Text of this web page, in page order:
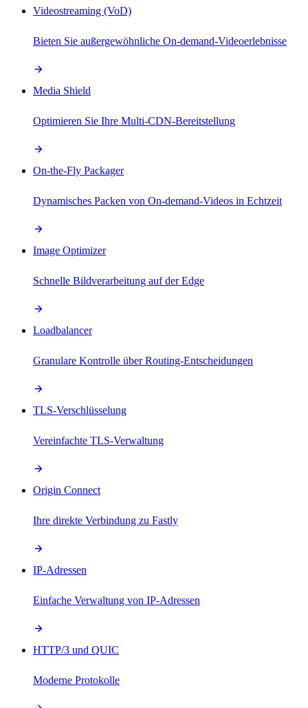
Videostreaming (VoD)
Bieten Sie außergewöhnliche On-demand-Videoerlebnisse
Media Shield
Optimieren Sie Ihre Multi-CDN-Bereitstellung
On-the-Fly Packager
Dynamisches Packen von On-demand-Videos in Echtzeit
Image Optimizer
Schnelle Bildverarbeitung auf der Edge
Loadbalancer
Granulare Kontrolle über Routing-Entscheidungen
TLS-Verschlüsselung
Vereinfachte TLS-Verwaltung
Origin Connect
Ihre direkte Verbindung zu Fastly
IP-Adressen
Einfache Verwaltung von IP-Adressen
HTTP/3 und QUIC
Moderne Protokolle